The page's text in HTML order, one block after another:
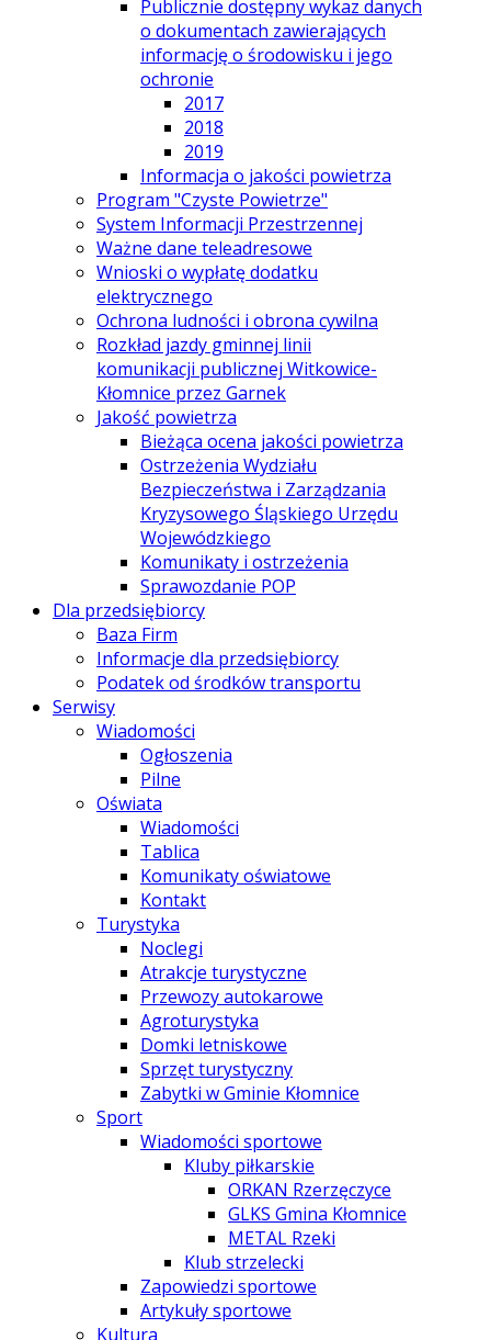
Publicznie dostępny wykaz danych
o dokumentach zawierających
informację o środowisku i jego
ochronie
2017
2018
2019
Informacja o jakości powietrza
Program "Czyste Powietrze"
System Informacji Przestrzennej
Ważne dane teleadresowe
Wnioski o wypłatę dodatku
elektrycznego
Ochrona ludności i obrona cywilna
Rozkład jazdy gminnej linii
komunikacji publicznej Witkowice-
Kłomnice przez Garnek
Jakość powietrza
Bieżąca ocena jakości powietrza
Ostrzeżenia Wydziału
Bezpieczeństwa i Zarządzania
Kryzysowego Śląskiego Urzędu
Wojewódzkiego
Komunikaty i ostrzeżenia
Sprawozdanie POP
Dla przedsiębiorcy
Baza Firm
Informacje dla przedsiębiorcy
Podatek od środków transportu
Serwisy
Wiadomości
Ogłoszenia
Pilne
Oświata
Wiadomości
Tablica
Komunikaty oświatowe
Kontakt
Turystyka
Noclegi
Atrakcje turystyczne
Przewozy autokarowe
Agroturystyka
Domki letniskowe
Sprzęt turystyczny
Zabytki w Gminie Kłomnice
Sport
Wiadomości sportowe
Kluby piłkarskie
ORKAN Rzerzęczyce
GLKS Gmina Kłomnice
METAL Rzeki
Klub strzelecki
Zapowiedzi sportowe
Artykuły sportowe
Kultura